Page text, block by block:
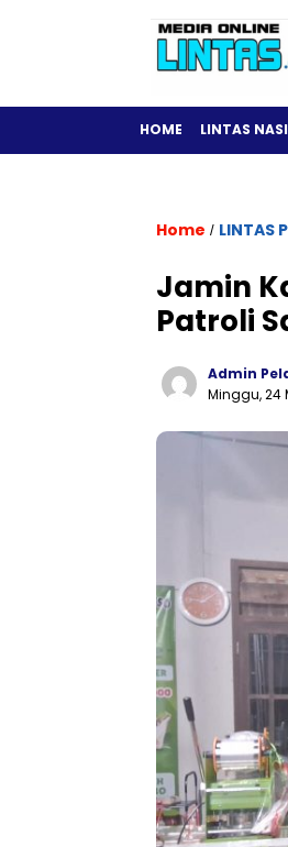
HOME LINTAS
Home / LINTAS
Jamin
Patroli
Admin
Minggu, 24